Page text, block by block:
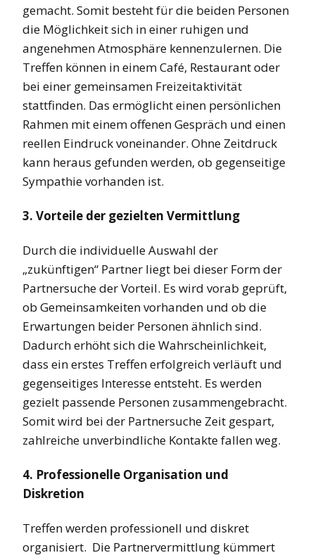
gemacht. Somit besteht für die beiden Personen
die Möglichkeit sich in einer ruhigen und
angenehmen Atmosphäre kennenzulernen. Die
Treffen können in einem Café, Restaurant oder
bei einer gemeinsamen Freizeitaktivität
stattfinden. Das ermöglicht einen persönlichen
Rahmen mit einem offenen Gespräch und einen
reellen Eindruck voneinander. Ohne Zeitdruck
kann heraus gefunden werden, ob gegenseitige
Sympathie vorhanden ist.
3. Vorteile der gezielten Vermittlung
Durch die individuelle Auswahl der
„zukünftigen“ Partner liegt bei dieser Form der
Partnersuche der Vorteil. Es wird vorab geprüft,
ob Gemeinsamkeiten vorhanden und ob die
Erwartungen beider Personen ähnlich sind.
Dadurch erhöht sich die Wahrscheinlichkeit,
dass ein erstes Treffen erfolgreich verläuft und
gegenseitiges Interesse entsteht. Es werden
gezielt passende Personen zusammengebracht.
Somit wird bei der Partnersuche Zeit gespart,
zahlreiche unverbindliche Kontakte fallen weg.
4. Professionelle Organisation und
Diskretion
Treffen werden professionell und diskret
organisiert. Die Partnervermittlung kümmert